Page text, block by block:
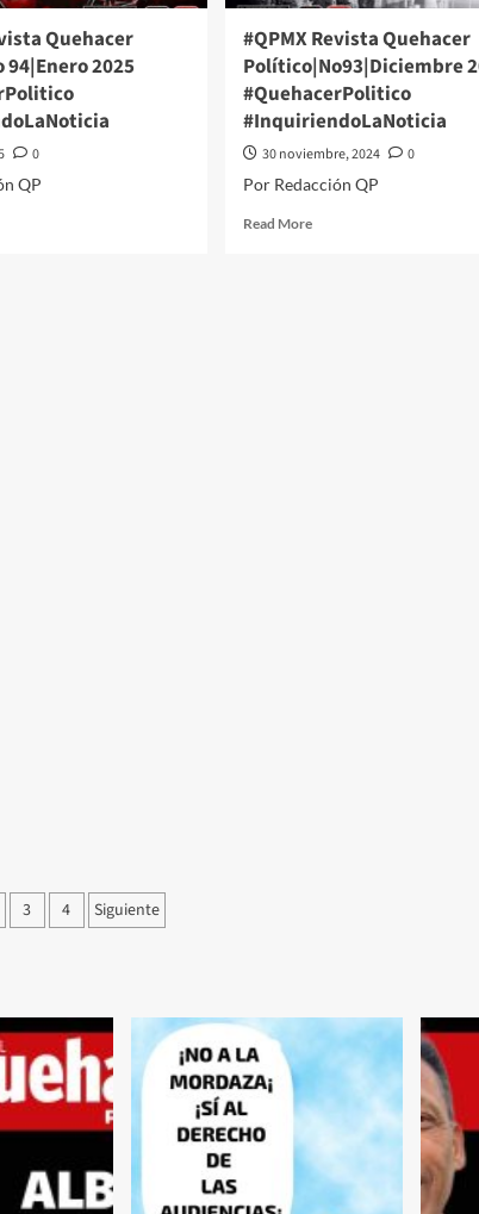
Quehacer
2025
0
QP
#QPMX Revista Quehacer
Político|No93|Diciembre
#QuehacerPolitico
#InquiriendoLaNoticia
30 noviembre, 2024
0
Por Redacción QP
Read MoreRead
3 4 Siguiente